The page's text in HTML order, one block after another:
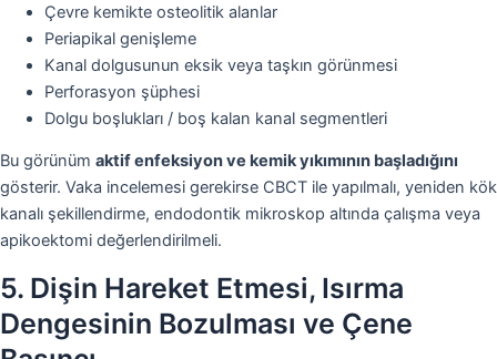
Çevre kemikte osteolitik alanlar
Periapikal genişleme
Kanal dolgusunun eksik veya taşkın görünmesi
Perforasyon şüphesi
Dolgu boşlukları / boş kalan kanal segmentleri
Bu görünüm aktif enfeksiyon ve kemik yıkımının başladığını
gösterir. Vaka incelemesi gerekirse CBCT ile yapılmalı, yeniden kök
kanalı şekillendirme, endodontik mikroskop altında çalışma veya
apikoektomi değerlendirilmeli.
5. Dişin Hareket Etmesi, Isırma
Dengesinin Bozulması ve Çene